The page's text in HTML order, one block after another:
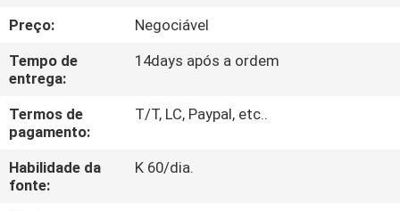
CONTROLE
DA
QUALIDADE
CONTACTE-
NOS
Preço:
Negociável
Tempo de
entrega:
14days após a ordem
Termos de
pagamento:
T/T, LC, Paypal, etc..
Habilidade da
fonte:
K 60/dia.